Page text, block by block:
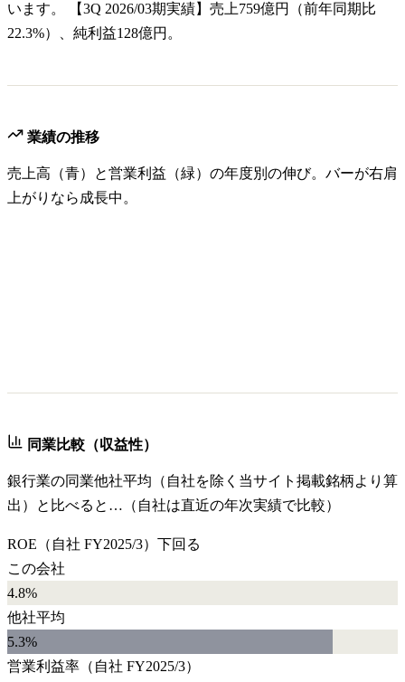
います。 【3Q 2026/03期実績】売上759億円（前年同期比
22.3%）、純利益128億円。
業績の推移
売上高（青）と営業利益（緑）の年度別の伸び。バーが右肩
上がりなら成長中。
同業比較（収益性）
銀行業の同業他社平均（自社を除く当サイト掲載銘柄より算
出）と比べると…（自社は直近の年次実績で比較）
ROE （自社 FY2025/3） 下回る
この会社
4.8%
他社平均
5.3%
営業利益率 （自社 FY2025/3）